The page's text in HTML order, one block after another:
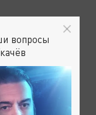
вопросы